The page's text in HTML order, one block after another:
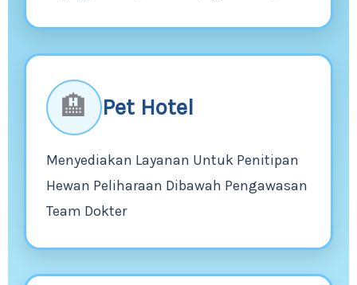
🏨 Pet Hotel
Menyediakan Layanan Untuk Penitipan
Hewan Peliharaan Dibawah Pengawasan
Team Dokter